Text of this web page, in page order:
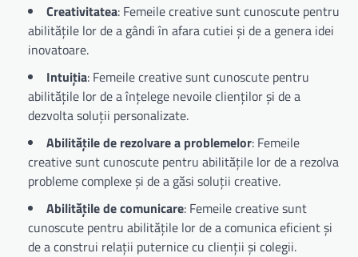
Creativitatea: Femeile creative sunt cunoscute pentru
abilitățile lor de a gândi în afara cutiei și de a genera idei
inovatoare.
Intuiția: Femeile creative sunt cunoscute pentru
abilitățile lor de a înțelege nevoile clienților și de a
dezvolta soluții personalizate.
Abilitățile de rezolvare a problemelor: Femeile
creative sunt cunoscute pentru abilitățile lor de a rezolva
probleme complexe și de a găsi soluții creative.
Abilitățile de comunicare: Femeile creative sunt
cunoscute pentru abilitățile lor de a comunica eficient și
de a construi relații puternice cu clienții și colegii.